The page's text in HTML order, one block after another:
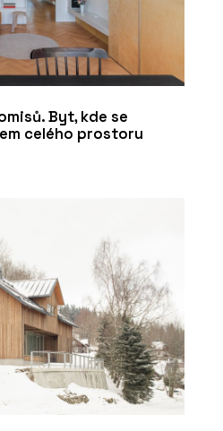
Byt, kde se
celého prostoru